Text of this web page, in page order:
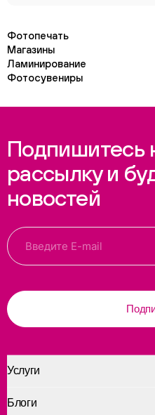
Фотопечать
Магазины
Ламинирование
Фотосувениры
Подпишитесь
рассылку и
новостей
Услуги
Блоги